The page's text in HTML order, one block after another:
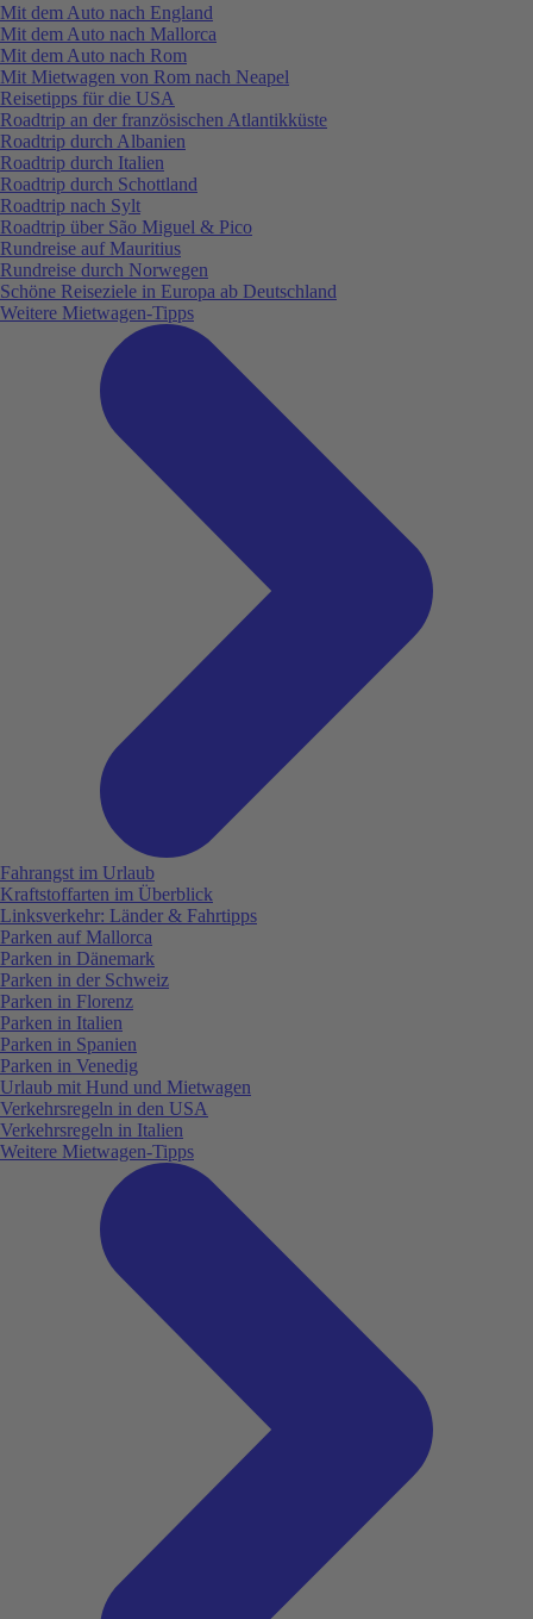
Mit dem Auto nach England
Mit dem Auto nach Mallorca
Mit dem Auto nach Rom
Mit Mietwagen von Rom nach Neapel
Reisetipps für die USA
Roadtrip an der französischen Atlantikküste
Roadtrip durch Albanien
Roadtrip durch Italien
Roadtrip durch Schottland
Roadtrip nach Sylt
Roadtrip über São Miguel & Pico
Rundreise auf Mauritius
Rundreise durch Norwegen
Schöne Reiseziele in Europa ab Deutschland
Weitere Mietwagen-Tipps
Fahrangst im Urlaub
Kraftstoffarten im Überblick
Linksverkehr: Länder & Fahrtipps
Parken auf Mallorca
Parken in Dänemark
Parken in der Schweiz
Parken in Florenz
Parken in Italien
Parken in Spanien
Parken in Venedig
Urlaub mit Hund und Mietwagen
Verkehrsregeln in den USA
Verkehrsregeln in Italien
Weitere Mietwagen-Tipps